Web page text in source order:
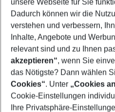
08/08/26–06/08/27 5-8
Who will travel
2 adults No children
Show
unsere Webseite für Sie
Dadurch können wir die
verstehen und verbessern,
Inhalte, Angebote und
relevant sind und zu Ihnen
akzeptieren“, wenn Sie
das Nötigste? Dann wählen
Cookies“. Unter „Cookies
Cookie-Einstellungen
Ihre Privatsphäre-